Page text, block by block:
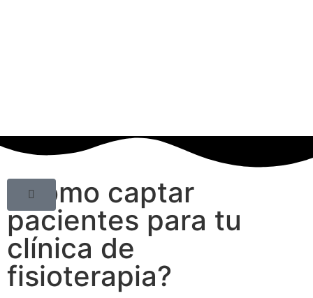
¿Cómo captar
pacientes para tu
clínica de
fisioterapia?